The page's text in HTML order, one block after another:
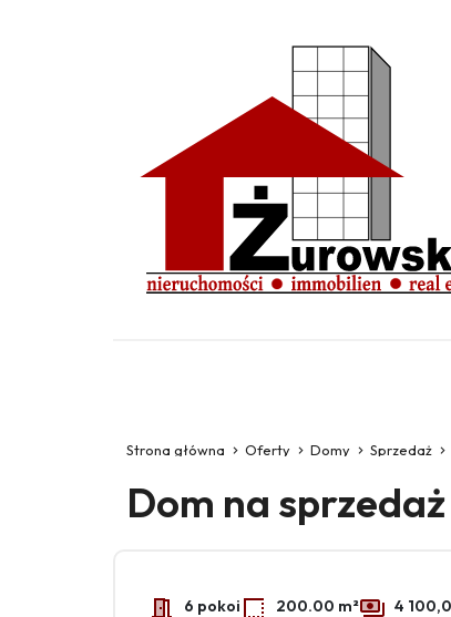
Strona główna Oferty Domy Sprzedaż
Dom na sprzedaż
6 pokoi 200.00 m² 4